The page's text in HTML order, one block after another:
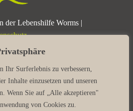
Ihr Surferlebnis zu verbessern,
Inhalte einzusetzen und unseren
Wenn Sie auf „Alle akzeptieren"
von Cookies zu.
der Lebenshilfe Worms |